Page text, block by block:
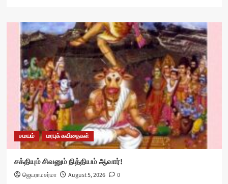
சமயம் மரபுக் கவிதைகள்
சக்தியும் சிவனும் நித்தியம் ஆவார்!
ஜெயராமசர்மா August 5, 2026 0